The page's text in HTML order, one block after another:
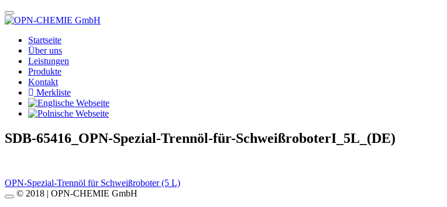
Startseite
Über uns
Leistungen
Produkte
Kontakt
Merkliste
SDB-65416_OPN-Spezial-Trennöl-für-SchweißroboterI_5L_(DE)
Beitragsnavigation
OPN-Spezial-Trennöl für Schweißroboter (5 L)
© 2018 | OPN-CHEMIE GmbH